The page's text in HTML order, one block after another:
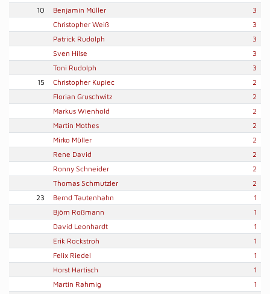
10
Benjamin Müller
3
Christopher Weiß
3
Patrick Rudolph
3
Sven Hilse
3
Toni Rudolph
3
15
Christopher Kupiec
2
Florian Gruschwitz
2
Markus Wienhold
2
Martin Mothes
2
Mirko Müller
2
Rene David
2
Ronny Schneider
2
Thomas Schmutzler
2
23
Bernd Tautenhahn
1
Björn Roßmann
1
David Leonhardt
1
Erik Rockstroh
1
Felix Riedel
1
Horst Hartisch
1
Martin Rahmig
1